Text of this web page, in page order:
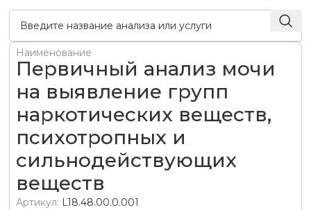
Наименование
Первичный анализ мочи
на выявление групп
наркотических веществ,
психотропных и
сильнодействующих
веществ
Артикул: L18.48.00.0.001